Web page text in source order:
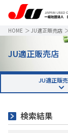
HOME ＞ JU適正販売店
JU適正販売店
JU適正販
検索結果